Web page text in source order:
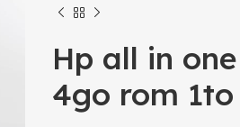
Hp all in
4go rom 1to